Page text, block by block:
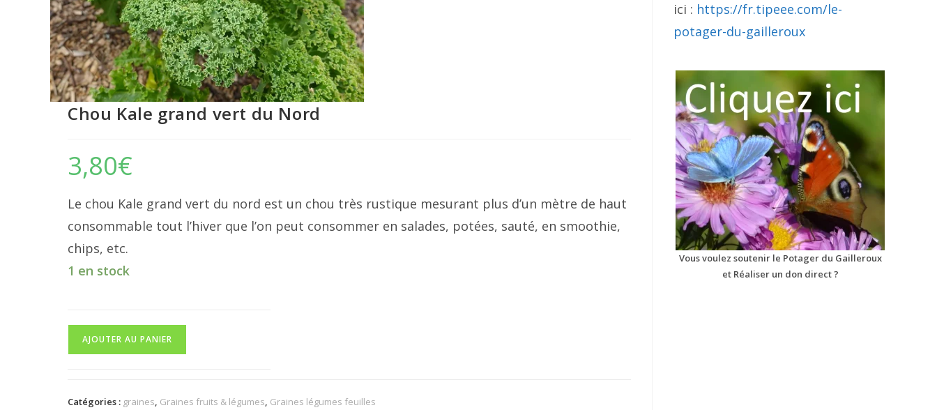
Chou Kale grand vert du Nord
3,80€
Le chou Kale grand vert du nord est un chou très rustique mesurant plus d’un mètre de haut
consommable tout l’hiver que l’on peut consommer en salades, potées, sauté, en smoothie,
chips, etc.
1 en stock
grand
AJOUTER AU PANIER
Catégories : graines, Graines fruits & légumes, Graines légumes feuilles
ici : https://fr.tipeee.com/le-
potager-du-gailleroux
Vous voulez soutenir le Potager du Gailleroux
et Réaliser un don direct ?